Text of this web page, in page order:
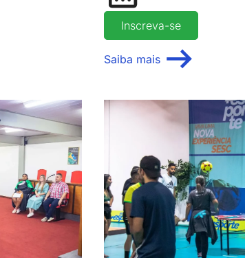
Inscreva-se
Saiba mais